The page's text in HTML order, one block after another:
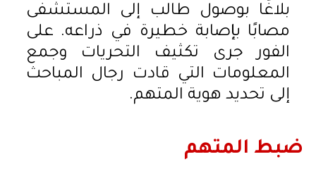
بلاغًا بوصول طالب إلى المستشفى
مصابًا بإصابة خطيرة في ذراعه. على
الفور جرى تكثيف التحريات وجمع
المعلومات التي قادت رجال المباحث
إلى تحديد هوية المتهم.
ضبط المتهم